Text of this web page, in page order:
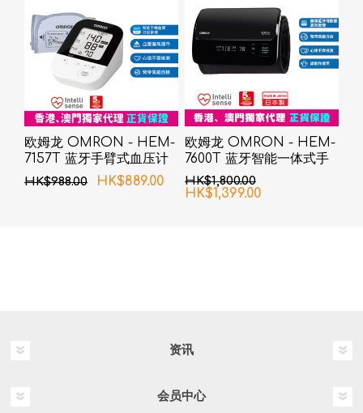
欧姆龙 OMRON - HEM-
7157T 蓝牙手臂式血压计
HK$988.00 HK$889.00
欧姆龙 OMRON - HEM-
7600T 蓝牙智能一体式手
臂血压计
HK$1,800.00
HK$1,399.00
资讯
会员中心